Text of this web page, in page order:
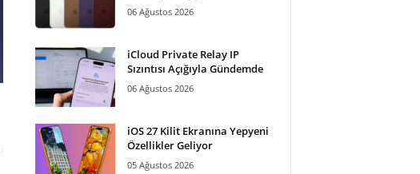
06 Ağustos 2026
iCloud Private Relay IP
Sızıntısı Açığıyla Gündemde
06 Ağustos 2026
iOS 27 Kilit Ekranına Yepyeni
Özellikler Geliyor
05 Ağustos 2026